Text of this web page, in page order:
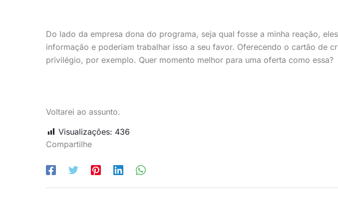
Do lado da empresa dona do programa, seja qual fosse a minha reação,
informação e poderiam trabalhar isso a seu favor. Oferecendo o cartão de
privilégio, por exemplo. Quer momento melhor para uma oferta como essa?
Voltarei ao assunto.
Visualizações: 436
Compartilhe